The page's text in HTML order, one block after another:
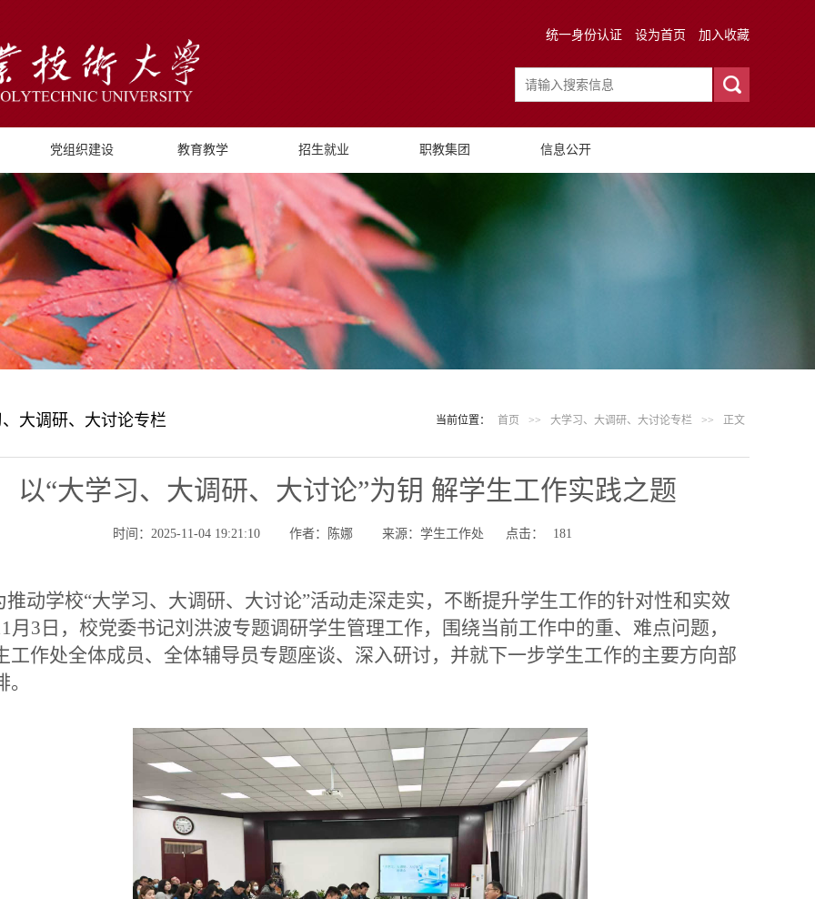
统一身份认证 设为首页 加入收藏
党组织建设 教育教学 招生就业 职教集团 信息公开
大调研、大讨论专栏 当前位置： 首页 >> 大学习、大调研、大讨论专栏 >> 正文
以“大学习、大调研、大讨论”为钥 解学生工作实践之题
时间：2025-11-04 19:21:10 作者：陈娜 来源：学生工作处 点击： 181
动学校“大学习、大调研、大讨论”活动走深走实，不断提升学生工作的针对性和实效
月3日，校党委书记刘洪波专题调研学生管理工作，围绕当前工作中的重、难点问题，
工作处全体成员、全体辅导员专题座谈、深入研讨，并就下一步学生工作的主要方向部